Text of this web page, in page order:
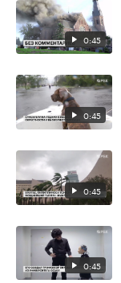
0:45
0:45
0:45
0:45